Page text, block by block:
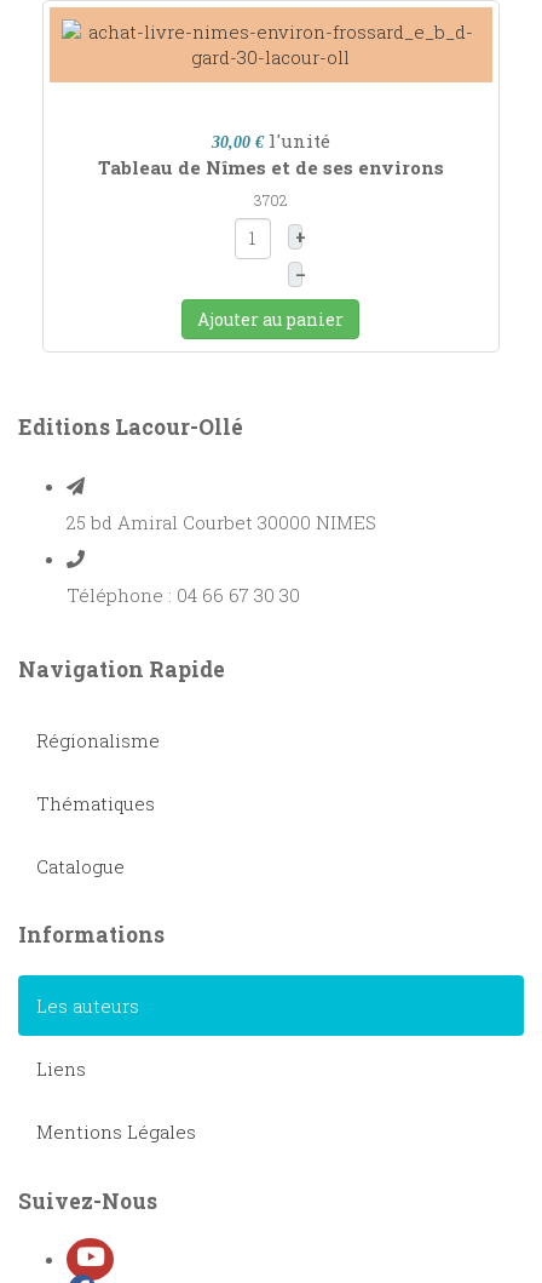
30,00 € l'unité
Tableau de Nîmes et de ses environs
3702
+
–
Ajouter au panier
Editions Lacour-Ollé
25 bd Amiral Courbet 30000 NIMES
Téléphone : 04 66 67 30 30
Navigation Rapide
Régionalisme
Thématiques
Catalogue
Informations
Les auteurs
Liens
Mentions Légales
Suivez-Nous